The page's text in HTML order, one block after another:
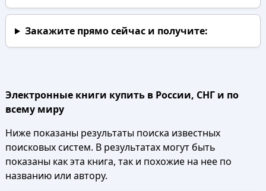
Закажите прямо сейчаси получите:
Электронные книги купить в России, СНГ и по
всему миру
Ниже показаны результаты поиска известных
поисковых систем. В результатах могут быть
показаны как эта книга, так и похожие на нее по
названию или автору.